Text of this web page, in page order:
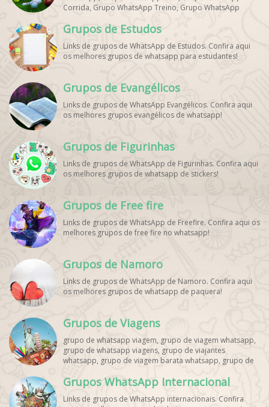
Corrida, Grupo WhatsApp Treino, Grupo WhatsApp
WhatsApp, Grupo de Torcedores [Nome do Time]
WhatsApp, Link de Grupos de Esporte Grátis, Grupo
WhatsApp Dicas de Treino, Grupo WhatsApp Futebol Ao
Vivo. Grupo WhatsApp Esporte, Grupos de Esporte
WhatsApp Esporte, Grupo WhatsApp Futebol, Link Grupo
Palpites Futebol WhatsApp, Grupo WhatsApp NBA,
Grupos de Estudos
Links de grupos de WhatsApp de Estudos. Confira aqui
os melhores grupos de whatsapp para estudantes!
Grupos de Evangélicos
Links de grupos de WhatsApp Evangélicos. Confira aqui
os melhores grupos evangélicos de whatsapp!
Grupos de Figurinhas
Links de grupos de WhatsApp de Figurinhas. Confira aqui
os melhores grupos de whatsapp de stickers!
Grupos de Free fire
Links de grupos de WhatsApp de Freefire. Confira aqui os
melhores grupos de free fire no whatsapp!
Grupos de Namoro
Links de grupos de WhatsApp de Namoro. Confira aqui
os melhores grupos de whatsapp de paquera!
Grupos de Viagens
grupo de whatsapp viagem, grupo de viagem whatsapp,
grupo de whatsapp viagens, grupo de viajantes
whatsapp, grupo de viagem barata whatsapp, grupo de
grupo de excursão whatsapp, grupo de viagem em
grupo whatsapp, grupo de viagens nacionais whatsapp,
grupo de viagens internacionais whatsapp, grupo de
Grupos WhatsApp Internacional
Links de grupos de WhatsApp internacionais. Confira